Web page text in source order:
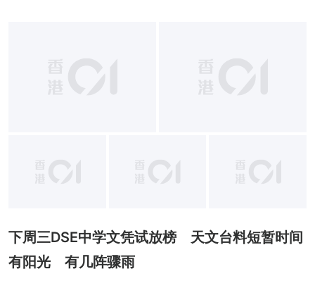
+ 4
下周三DSE中学文凭试放榜 天文台料短暂时间
有阳光 有几阵骤雨